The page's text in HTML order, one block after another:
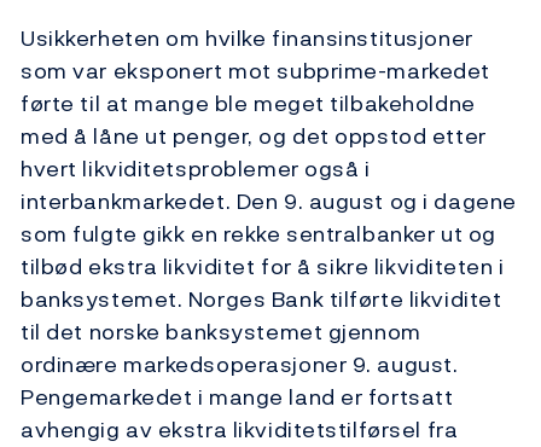
Usikkerheten om hvilke finansinstitusjoner
som var eksponert mot subprime-markedet
førte til at mange ble meget tilbakeholdne
med å låne ut penger, og det oppstod etter
hvert likviditetsproblemer også i
interbankmarkedet. Den 9. august og i dagene
som fulgte gikk en rekke sentralbanker ut og
tilbød ekstra likviditet for å sikre likviditeten i
banksystemet. Norges Bank tilførte likviditet
til det norske banksystemet gjennom
ordinære markedsoperasjoner 9. august.
Pengemarkedet i mange land er fortsatt
avhengig av ekstra likviditetstilførsel fra